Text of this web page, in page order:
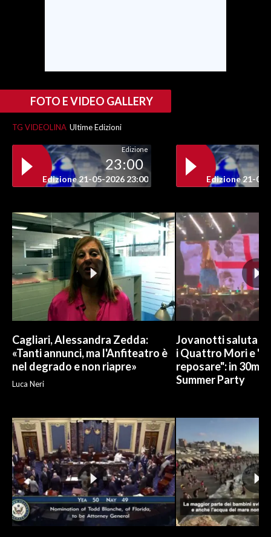
INFO AZIENDE
ANNUNCI
NECROLOGI
PUBBLICITÀ
SPIAGGE
STORE
FOTO E VIDEO GALLERY
TG VIDEOLINA Ultime Edizioni
Edizione
23:00
Edizione 21-05-2026 23:00 Edizione 21-05-
Cagliari, Alessandra Zedda:
«Tanti annunci, ma l'Anfiteatro è
nel degrado e non riapre»
Luca Neri
Jovanotti saluta la
i Quattro Mori e
reposare": in
Summer Party